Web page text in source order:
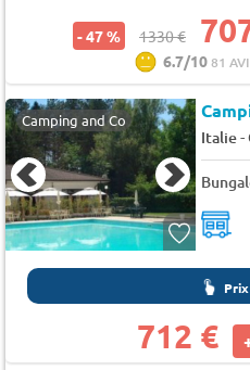
- 47 % 1330 €
6.7/1081
Camping and Co
Italie-
712 €